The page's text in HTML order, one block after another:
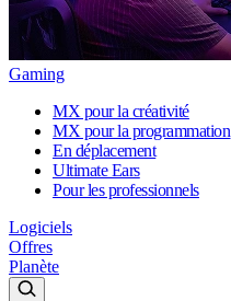
Gaming
MX pour la créativité
MX pour la programmation
En déplacement
Ultimate Ears
Pour les professionnels
Logiciels
Offres
Planète